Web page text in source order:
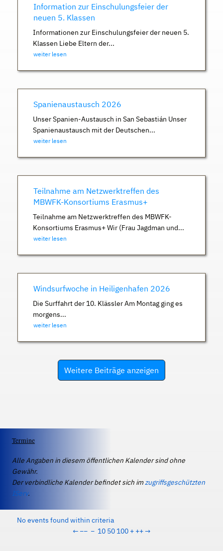
Information zur Einschulungsfeier der
neuen 5. Klassen
Informationen zur Einschulungsfeier der neuen 5.
Klassen Liebe Eltern der...
weiter lesen
Spanienaustausch 2026
Unser Spanien-Austausch in San Sebastián Unser
Spanienaustausch mit der Deutschen...
weiter lesen
Teilnahme am Netzwerktreffen des
MBWFK-Konsortiums Erasmus+
Teilnahme am Netzwerktreffen des MBWFK-
Konsortiums Erasmus+ Wir (Frau Jagdman und...
weiter lesen
Windsurfwoche in Heiligenhafen 2026
Die Surffahrt der 10. Klässler Am Montag ging es
morgens...
weiter lesen
Weitere Beiträge anzeigen
Termine
Alle Angaben in diesem öffentlichen Kalender sind ohne
Gewähr.
Der verbindliche Kalender befindet sich imzugriffsgeschützten
IServ.
No events found within criteria
← −− − 10 50 100 + ++→